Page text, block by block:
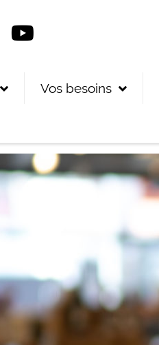
Vos besoins